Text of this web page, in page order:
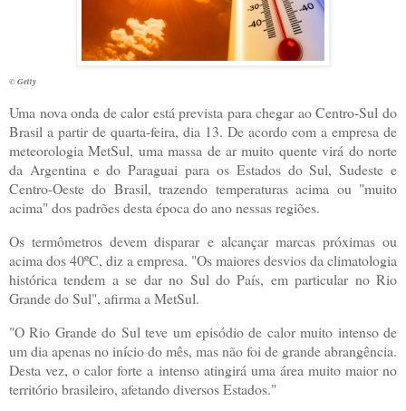
© Getty
Uma nova onda de calor está prevista para chegar ao Centro-Sul do
Brasil a partir de quarta-feira, dia 13. De acordo com a empresa de
meteorologia MetSul, uma massa de ar muito quente virá do norte
da Argentina e do Paraguai para os Estados do Sul, Sudeste e
Centro-Oeste do Brasil, trazendo temperaturas acima ou "muito
acima" dos padrões desta época do ano nessas regiões.
Os termômetros devem disparar e alcançar marcas próximas ou
acima dos 40ºC, diz a empresa. "Os maiores desvios da climatologia
histórica tendem a se dar no Sul do País, em particular no Rio
Grande do Sul", afirma a MetSul.
"O Rio Grande do Sul teve um episódio de calor muito intenso de
um dia apenas no início do mês, mas não foi de grande abrangência.
Desta vez, o calor forte a intenso atingirá uma área muito maior no
território brasileiro, afetando diversos Estados."